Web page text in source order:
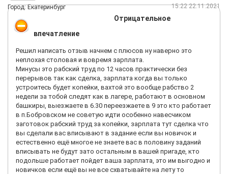
Город: Екатеринбург 15:22 22.11.2021
Отрицательное
впечатление
Решил написать отзыв начнем с плюсов ну наверно это
неплохая столовая и вовремя зарплата.
Минусы это рабский труд по 12 часов практически без
перерывов так как сделка, зарплата когда вы только
устроитесь будет копейки, вахтой это вообще рабство 2
недели за тобой следят как в лагере, работают в основном
башкиры, выезжаете в 6.30 переезжаете в 9 это кто работает
в п.Бобровском не советую идти особенно навесчиком
заготовок рабский труд за копейки, зарплата тут сделка что
вы сделали вас вписывают в задание если вы новичок и
естественно ещё многое не знаете вас в половину заданий
вписывать не будут зато остальным в вашей пригаде, кто
подольше работает пойдет ваша зарплата, это им выгодно и
новичков если ещё вы не все схватывайте на лету то